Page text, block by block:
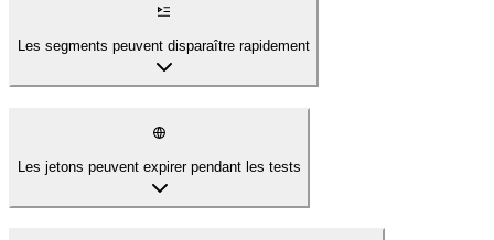
Les segments peuvent disparaître rapidement
Les jetons peuvent expirer pendant les tests